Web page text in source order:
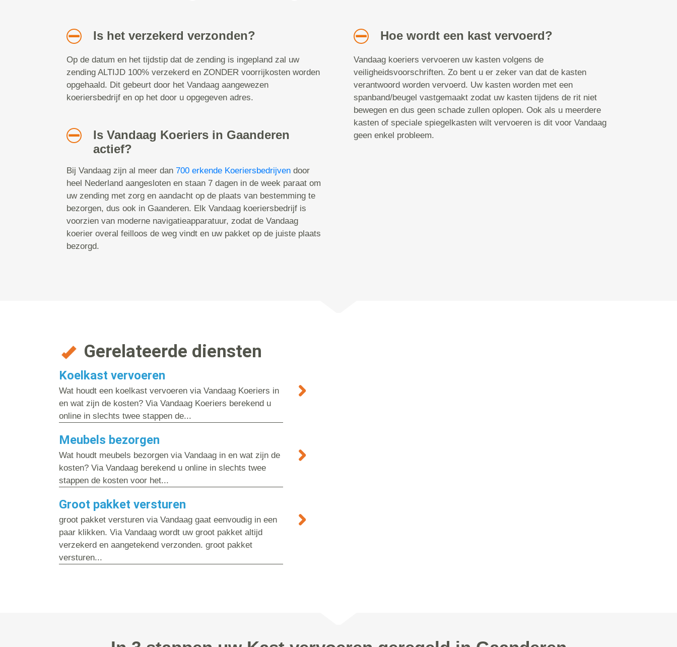
Is het verzekerd verzonden?
Op de datum en het tijdstip dat de zending is ingepland zal uw
zending ALTIJD 100% verzekerd en ZONDER voorrijkosten worden
opgehaald. Dit gebeurt door het Vandaag aangewezen
koeriersbedrijf en op het door u opgegeven adres.
Is Vandaag Koeriers in Gaanderen
actief?
Bij Vandaag zijn al meer dan 700 erkende Koeriersbedrijven door
heel Nederland aangesloten en staan 7 dagen in de week paraat om
uw zending met zorg en aandacht op de plaats van bestemming te
bezorgen, dus ook in Gaanderen. Elk Vandaag koeriersbedrijf is
voorzien van moderne navigatieapparatuur, zodat de Vandaag
koerier overal feilloos de weg vindt en uw pakket op de juiste plaats
bezorgd.
Hoe wordt een kast vervoerd?
Vandaag koeriers vervoeren uw kasten volgens de
veiligheidsvoorschriften. Zo bent u er zeker van dat de kasten
verantwoord worden vervoerd. Uw kasten worden met een
spanband/beugel vastgemaakt zodat uw kasten tijdens de rit niet
bewegen en dus geen schade zullen oplopen. Ook als u meerdere
kasten of speciale spiegelkasten wilt vervoeren is dit voor Vandaag
geen enkel probleem.
Gerelateerde diensten
Koelkast vervoeren
Wat houdt een koelkast vervoeren via Vandaag Koeriers in
en wat zijn de kosten? Via Vandaag Koeriers berekend u
online in slechts twee stappen de...
Meubels bezorgen
Wat houdt meubels bezorgen via Vandaag in en wat zijn de
kosten? Via Vandaag berekend u online in slechts twee
stappen de kosten voor het...
Groot pakket versturen
groot pakket versturen via Vandaag gaat eenvoudig in een
paar klikken. Via Vandaag wordt uw groot pakket altijd
verzekerd en aangetekend verzonden. groot pakket
versturen...